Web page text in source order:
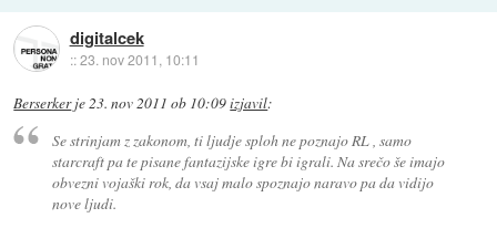
digitalcek
::23. nov 2011, 10:11
Berserkerje23. nov 2011 ob 10:09izjavil:
Se strinjam z zakonom, ti ljudje sploh ne poznajo RL , samo
starcraft pa te pisane fantazijske igre bi igrali. Na srečo še imajo
obvezni vojaški rok, da vsaj malo spoznajo naravo pa da vidijo
nove ljudi.